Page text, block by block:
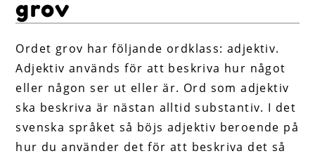
Förkortningar
Hitta ord
grov
Ordet grov har följande ordklass: adjektiv.
Adjektiv används för att beskriva hur något
eller någon ser ut eller är. Ord som adjektiv
ska beskriva är nästan alltid substantiv. I det
svenska språket så böjs adjektiv beroende på
hur du använder det för att beskriva det så